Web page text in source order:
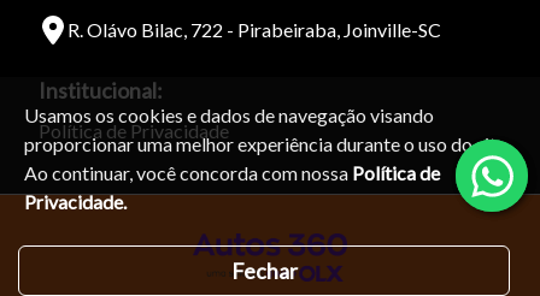
Usamos os cookies e dados de navegação visando
proporcionar uma melhor experiência durante o uso do site.
Ao continuar, você concorda com nossa Política de
Privacidade.
Fechar
R. Olávo Bilac, 722 - Pirabeiraba, Joinville-SC
Institucional:
Política de Privacidade